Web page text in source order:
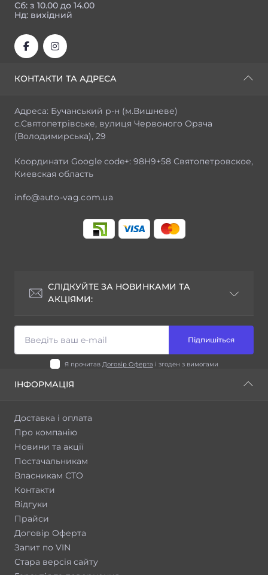
Сб: з 10.00 до 14.00
Нд: вихідний
КОНТАКТИ ТА АДРЕСА
Адреса: Бучанський р-н (м.Вишневе)
с.Святопетрівське, вулиця Червоного Орача
(Володимирська), 29
Координати Google code+: 98H9+58 Святопетровское,
Киевская область
info@auto-vag.com.ua
СЛІДКУЙТЕ ЗА НОВИНКАМИ ТА
АКЦІЯМИ:
Підпишіться
Я прочитав Договір Оферта і згоден з вимогами
ІНФОРМАЦІЯ
Доставка і оплата
Про компанію
Новини та акції
Постачальникам
Власникам СТО
Контакти
Відгуки
Прайси
Договір Оферта
Запит по VIN
Стара версія сайту